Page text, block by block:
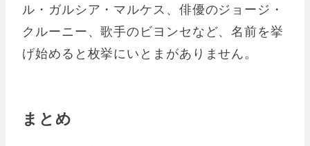
ル・ガルシア・マルケス、俳優のジョージ・
クルーニー、歌手のビヨンセなど、名前を挙
げ始めると枚挙にいとまがありません。
まとめ